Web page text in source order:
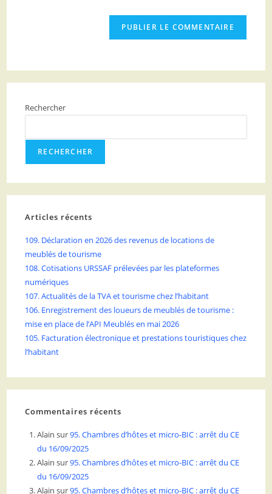
Rechercher
RECHERCHER
Articles récents
109. Déclaration en 2026 des revenus de locations de
meublés de tourisme
108. Cotisations URSSAF prélevées par les plateformes
numériques
107. Actualités de la TVA et tourisme chez l’habitant
106. Enregistrement des loueurs de meublés de tourisme :
mise en place de l’API Meublés en mai 2026
105. Facturation électronique et prestations touristiques chez
l’habitant
Commentaires récents
Alain sur95. Chambres d’hôtes et micro-BIC : arrêt du CE
du 16/09/2025
Alain sur95. Chambres d’hôtes et micro-BIC : arrêt du CE
du 16/09/2025
Alain sur95. Chambres d’hôtes et micro-BIC : arrêt du CE